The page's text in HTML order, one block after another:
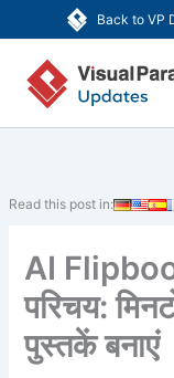
Back to VP
to
content
Read this post in:
AI
परिचय:
पुस्तकें बनाएं